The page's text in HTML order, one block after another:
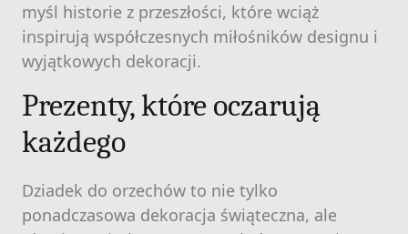
myśl historie z przeszłości, które wciąż
inspirują współczesnych miłośników designu i
wyjątkowych dekoracji.
Prezenty, które oczarują
każdego
Dziadek do orzechów to nie tylko
ponadczasowa dekoracja świąteczna, ale